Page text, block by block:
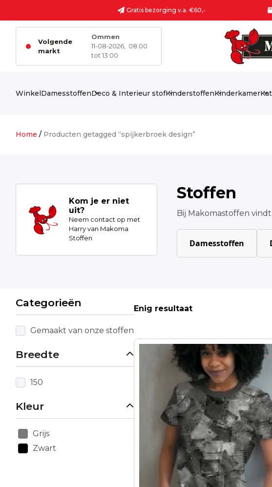
Gratis bezorging v.a. €60,-
Volgende
markt
Ommen
11-08-2026,
08:00
tot 13:00
WinkelDamesstoffenDeco & Interieur stofKinderstoffenKinderkamer
Home / Producten getagged “spijkerbroek design”
Kom je er niet
uit?
Neem contact op met
Harry van Makoma
Stoffen
Stoffen
Bij Makomastoffen
Damesstoffen
Categorieën
Gemaakt van onze stoffen
Breedte
150
Kleur
Grijs
Zwart
Enig resultaat